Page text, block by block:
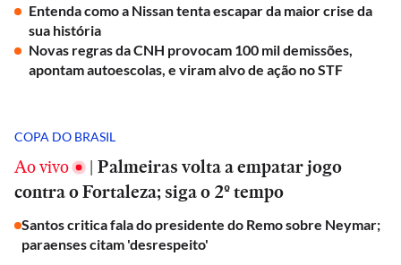
Entenda como a Nissan tenta escapar da maior crise da
sua história
Novas regras da CNH provocam 100 mil demissões,
apontam autoescolas, e viram alvo de ação no STF
COPA DO BRASIL
Ao vivo | Palmeiras volta a empatar jogo
contra o Fortaleza; siga o 2º tempo
Santos critica fala do presidente do Remo sobre Neymar;
paraenses citam 'desrespeito'